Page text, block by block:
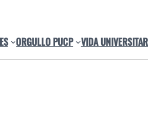
ORGULLO PUCP VIDA